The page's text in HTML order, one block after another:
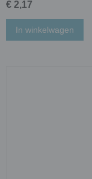
€ 2,17
In winkelwagen